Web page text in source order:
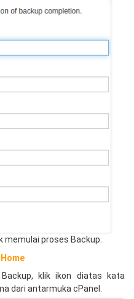
memulai proses Backup.
klik ikon diatas kata
dari antarmuka cPanel.